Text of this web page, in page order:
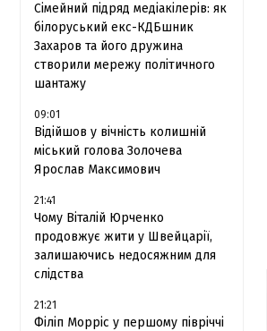
Сімейний підряд медіакілерів: як
білоруський екс-КДБшник
Захаров та його дружина
створили мережу політичного
шантажу
09:01
Відійшов у вічність колишній
міський голова Золочева
Ярослав Максимович
21:41
Чому Віталій Юрченко
продовжує жити у Швейцарії,
залишаючись недосяжним для
слідства
21:21
Філіп Морріс у першому півріччі